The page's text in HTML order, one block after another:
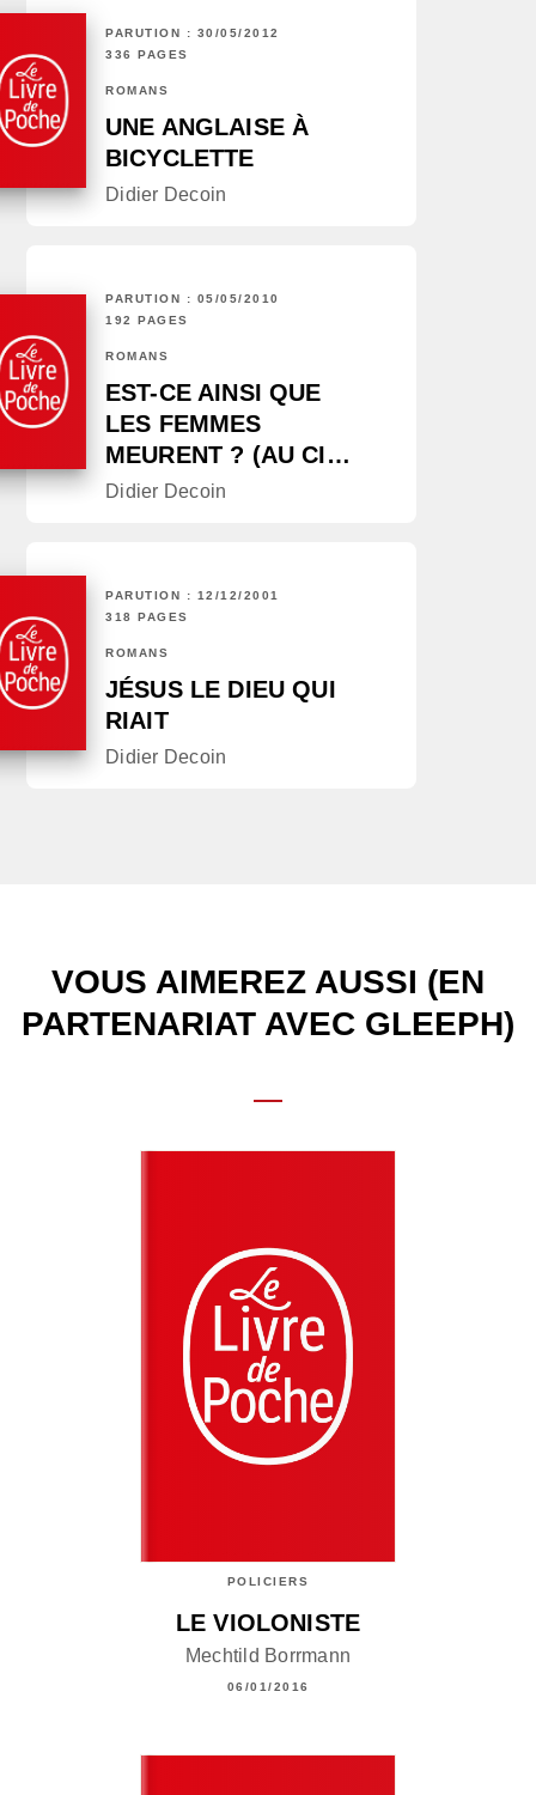
PARUTION : 30/05/2012
336 PAGES
ROMANS
UNE ANGLAISE À
BICYCLETTE
Didier Decoin
PARUTION : 05/05/2010
192 PAGES
ROMANS
EST-CE AINSI QUE
LES FEMMES
MEURENT ? (AU CI…
Didier Decoin
PARUTION : 12/12/2001
318 PAGES
ROMANS
JÉSUS LE DIEU QUI
RIAIT
Didier Decoin
VOUS AIMEREZ AUSSI (EN
PARTENARIAT AVEC GLEEPH)
POLICIERS
LE VIOLONISTE
Mechtild Borrmann
06/01/2016